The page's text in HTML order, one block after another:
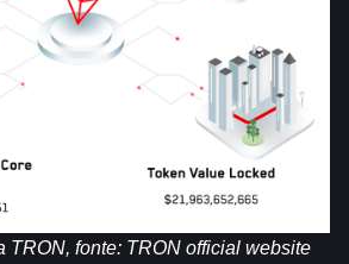
TRON, fonte: TRON official website